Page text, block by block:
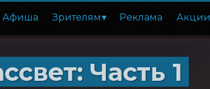
Афиша Зрителям Реклама Акции
Часть 1